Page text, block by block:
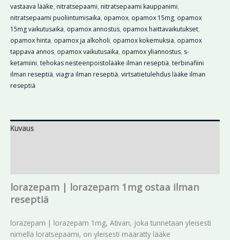
vastaava lääke, nitratsepaami, nitratsepaami kauppanimi,
nitratsepaami puoliintumisaika, opamox, opamox 15mg, opamox
15mg vaikutusaika, opamox annostus, opamox haittavaikutukset,
opamox hinta, opamox ja alkoholi, opamox kokemuksia, opamox
tappava annos, opamox vaikutusaika, opamox yliannostus, s-
ketamiini, tehokas nesteenpoistolääke ilman reseptiä, terbinafiini
ilman reseptiä, viagra ilman reseptiä, virtsatietulehdus lääke ilman
reseptiä
Kuvaus
lorazepam | lorazepam 1mg ostaa ilman
reseptiä
lorazepam | lorazepam 1mg, Ativan, joka tunnetaan yleisesti
nimellä loratsepaami, on yleisesti määrätty lääke